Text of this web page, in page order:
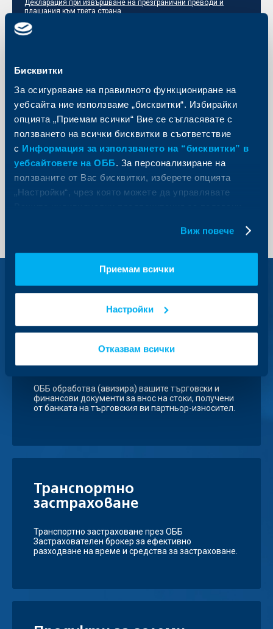
Бисквитки
За осигуряване на правилното функциониране на
уебсайта ние използваме „бисквитки“. Избирайки
опцията „Приемам всички“ Вие се съгласявате с
ползването на всички бисквитки в съответствие
с Информация за използването на “бисквитки” в
уебсайтовете на ОББ. За персонализиране на
ползваните от Вас бисквитки, изберете опцията
„Настройки“, чрез която можете да управлявате
Виж повече
Приемам всички
Настройки
Отказвам всички
Декларация при извършване на презгранични преводи и
плащания към трета страна
Нареждане за документарно инкасо
Изпратете запитване
Подайте своята заявка онлайн още сега и получете
обратна връзка от експерт на ОББ.
Изпратете запитване
Вижте също
Документарно инкасо по
ОББ обработва (авизира) вашите търговски и
финансови документи за внос на стоки, получени
от банката на търговския ви партньор-износител.
Транспортно
застраховане
Транспортно застраховане през ОББ
Застрахователен брокер за ефективно
разходване на време и средства за застраховане.